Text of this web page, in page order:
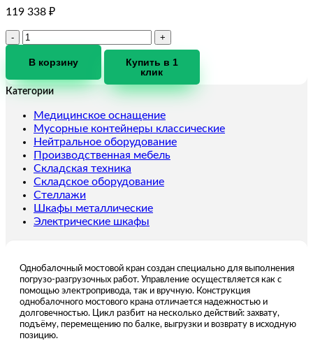
119 338 ₽
Количество
Кран
однобалочный
однопролётный
г/
п
2
т
пролет
10,5
м
В корзину
Купить в 1
клик
Категории
Медицинское оснащение
Мусорные контейнеры классические
Нейтральное оборудование
Производственная мебель
Складская техника
Складское оборудование
Стеллажи
Шкафы металлические
Электрические шкафы
Однобалочный мостовой кран создан специально для выполнения
погрузо-разгрузочных работ. Управление осуществляется как с
помощью электропривода, так и вручную. Конструкция
однобалочного мостового крана отличается надежностью и
долговечностью. Цикл разбит на несколько действий: захвату,
подъёму, перемещению по балке, выгрузки и возврату в исходную
позицию.